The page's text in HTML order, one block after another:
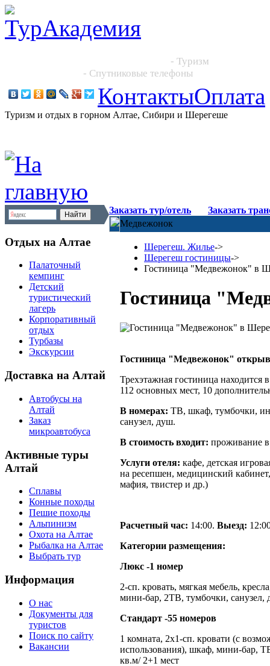
- Туризм
- Спутниковые телефоны
КонтактыОплата
Туризм и отдых в горном Алтае, Сибири и Шерегеше
Отдых на Алтае
Палаточный
кемпинг
Детский
туристический
лагерь
Корпоративный
отдых
Турбазы
Экскурсии
Доставка на Алтай
Автобусы на
Алтай
Заказ
микроавтобуса
Активные туры
Алтай
Сплавы
Конные походы
Пешие походы
Альпинизм
Охота на Алтае
Рыбалка на Алтае
Выбрать тур
Информация
О нас
Документы для
туристов
Поиск по сайту
Вакансии
Заказать тур/отель
Заказать
Медвежонок
Шерегеш. Жилье->
Шерегеш гостиницы->
Гостиница "Медвежонок" в
Гостиница
Гостиница "Медвежонок"
Трехэтажная гостиница находится
112 основных мест, 10
В номерах: ТВ, шкаф, тумбочки,
санузел, душ.
В стоимость входит: проживание в
Услуги отеля: кафе, детская
на ресепшен, медицинский
мафия, твистер и др.)
Расчетный час: 14:00. Выезд:
Категории размещения:
Люкс -1 номер
2-сп. кровать, мягкая мебель,
мини-бар, 2ТВ, тумбочки, санузел,
Стандарт -55 номеров
1 комната, 2х1-сп. кровати (с
использования), шкаф, мини-бар,
кв.м/ 2+1 мест